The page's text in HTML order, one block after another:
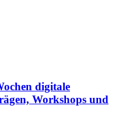
digitale
Workshops und